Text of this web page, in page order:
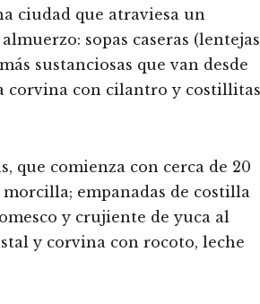
ciudad que atraviesa un
sopas caseras
sustanciosas que van desde
corvina con cilantro y costillitas
que comienza con cerca de 20
empanadas de costilla
y crujiente de yuca al
y corvina con rocoto, leche